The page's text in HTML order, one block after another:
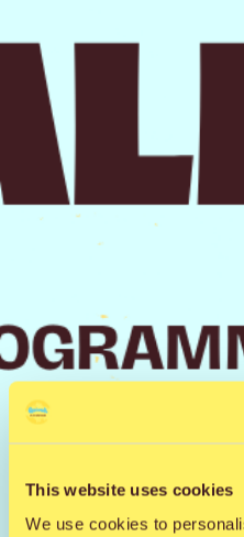
This website uses cookies
We use cookies to